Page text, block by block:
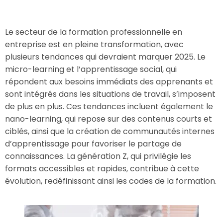
Le secteur de la formation professionnelle en
entreprise est en pleine transformation, avec
plusieurs tendances qui devraient marquer 2025. Le
micro-learning et l’apprentissage social, qui
répondent aux besoins immédiats des apprenants et
sont intégrés dans les situations de travail, s’imposent
de plus en plus. Ces tendances incluent également le
nano-learning, qui repose sur des contenus courts et
ciblés, ainsi que la création de communautés internes
d’apprentissage pour favoriser le partage de
connaissances. La génération Z, qui privilégie les
formats accessibles et rapides, contribue à cette
évolution, redéfinissant ainsi les codes de la formation.